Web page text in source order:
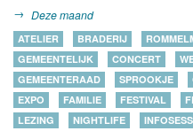
Deze maand
ATELIER BRADERIJ
GEMEENTELIJK
CONCERT
GEMEENTERAAD
SPROOKJE
EXPO
FAMILIE FESTIVAL
LEZING
NIGHTLIFE